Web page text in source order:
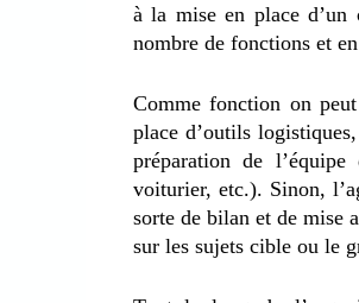
à la mise en place d’un
nombre de fonctions et
Comme fonction on
place d’outils
préparation de
voiturier, etc.). Sinon,
sorte de bilan et de mise
sur les sujets cible ou le